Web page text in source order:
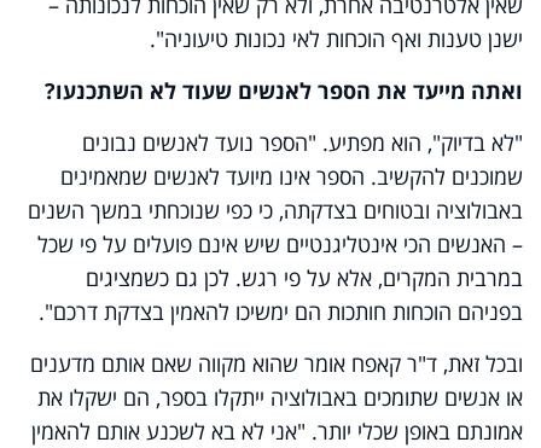
ישנן טענות ואף הוכחות לאי נכונות טיעוניה".
ואתה מייעד את הספר לאנשים שעוד לא השתכנעו?
"לא בדיוק", הוא מפתיע. "הספר נועד לאנשים נבונים
שמוכנים להקשיב. הספר אינו מיועד לאנשים שמאמינים
באבולוציה ובטוחים בצדקתה, כי כפי שנוכחתי במשך השנים
– האנשים הכי אינטליגנטיים שיש אינם פועלים על פי שכל
במרבית המקרים, אלא על פי רגש. לכן גם כשמציגים
בפניהם הוכחות חותכות הם ימשיכו להאמין בצדקת דרכם".
ובכל זאת, ד"ר קאפח אומר שהוא מקווה שאם אותם מדענים
או אנשים שתומכים באבולוציה ייתקלו בספר, הם ישקלו את
אמונתם באופן שכלי יותר. "אני לא בא לשכנע אותם להאמין